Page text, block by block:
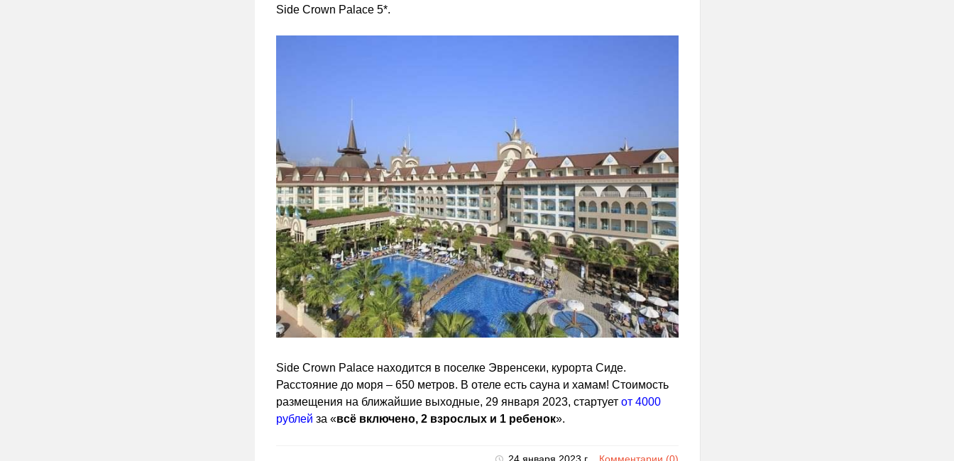
Side Crown Palace 5*.
Side Crown Palace находится в поселке Эвренсеки, курорта Сиде.
Расстояние до моря – 650 метров. В отеле есть сауна и хамам! Стоимость
размещения на ближайшие выходные, 29 января 2023, стартует от 4000
рублей за «всё включено, 2 взрослых и 1 ребенок».
24 января 2023 г. Комментарии (0)